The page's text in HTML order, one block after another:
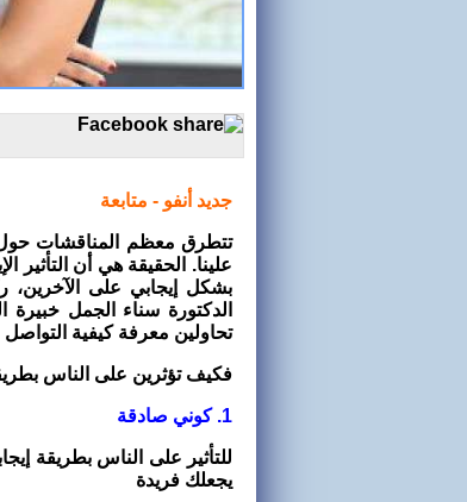
جديد أنفو - متابعة
تتطرق معظم المناقشات حول
علينا. الحقيقة هي أن التأثير
بشكل إيجابي على
الدكتورة سناء الجمل خبيرة
تحاولين معرفة كيفية
فكيف تؤثرين على الناس
1. كوني صادقة
للتأثير على الناس بطريقة
يجعلك فريدة